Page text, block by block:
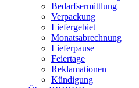
Bedarfsermittlung
Verpackung
Liefergebiet
Monatsabrechnung
Lieferpause
Feiertage
Reklamationen
Kündigung